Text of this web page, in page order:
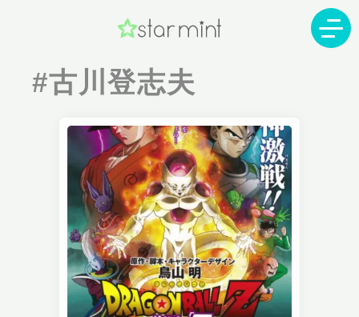
#古川登志夫